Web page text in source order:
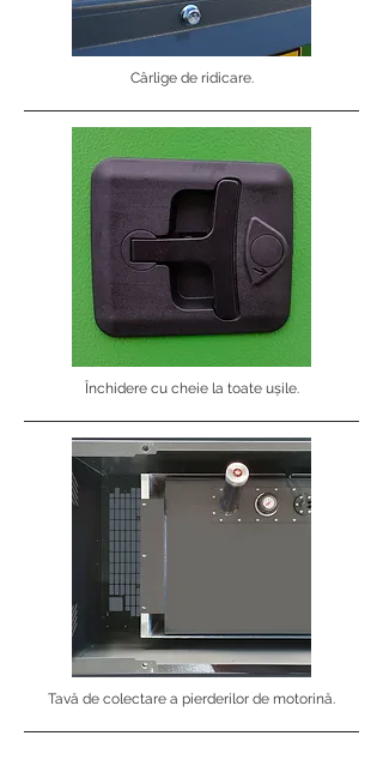
Cârlige de ridicare.
Închidere cu cheie la toate ușile.
Tavă de colectare a pierderilor de motorină.